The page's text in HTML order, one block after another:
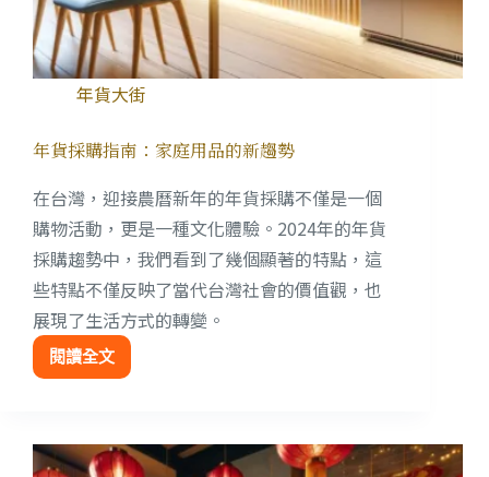
年貨大街
年貨採購指南：家庭用品的新趨勢
在台灣，迎接農曆新年的年貨採購不僅是一個
購物活動，更是一種文化體驗。2024年的年貨
採購趨勢中，我們看到了幾個顯著的特點，這
些特點不僅反映了當代台灣社會的價值觀，也
展現了生活方式的轉變。
閱讀全文